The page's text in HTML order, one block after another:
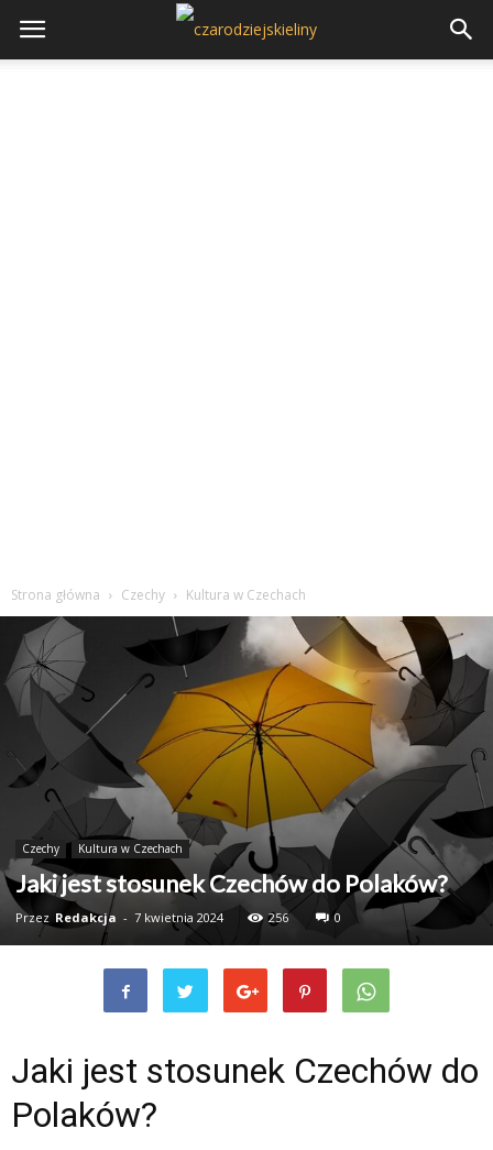
Strona główna Czechy Kultura w Czechach
Czechy Kultura w Czechach
Jaki jest stosunek Czechów do Polaków?
Przez Redakcja - 7 kwietnia 2024 256 0
Jaki jest stosunek Czechów do
Polaków?